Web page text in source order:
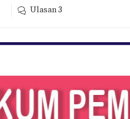
Ulasan3